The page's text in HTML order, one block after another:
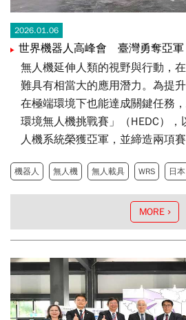
2026.01.06
世界機器人高峰會 臺灣勇奪亞軍
無人機延伸人類的視野與行動，
難具有相當大的應用潛力。為提
在極端環境下也能達成關鍵任務
環境無人機挑戰賽」（HEDC）
人機系統榮獲亞軍，並締造兩項賽
機器人 無人機 無人載具 WRS 日本
MORE